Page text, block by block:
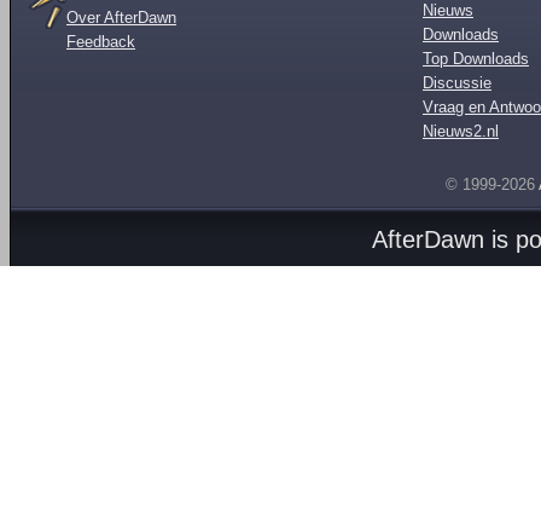
Over AfterDawn
Feedback
Nieuws
Downloads
Top Downloads
Discussie
Vraag en
Nieuws2.nl
© 1999-2026
AfterDawn is